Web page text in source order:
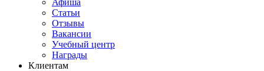
Статьи
Отзывы
Вакансии
Учебный центр
Награды
Клиентам